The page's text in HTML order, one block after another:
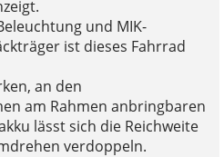
und MIK-
ist dieses Fahrrad
an den
am Rahmen anbringbaren
lässt sich die Reichweite
verdoppeln.